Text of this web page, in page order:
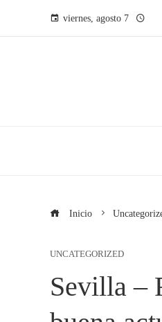
viernes, agosto 7
Inicio
UNCATEGORIZED
Sevilla –